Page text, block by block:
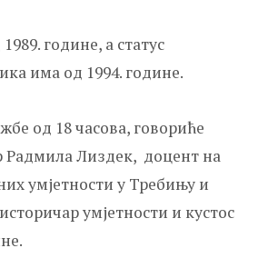
године, а статус
има од 1994. године.
од 18 часова, говориће
Радмила Лиздек, доцент на
умјетности у Требињу и
умјетности и кустос